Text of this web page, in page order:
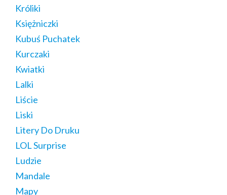
Króliki
Księżniczki
Kubuś Puchatek
Kurczaki
Kwiatki
Lalki
Liście
Liski
Litery Do Druku
LOL Surprise
Ludzie
Mandale
Mapy